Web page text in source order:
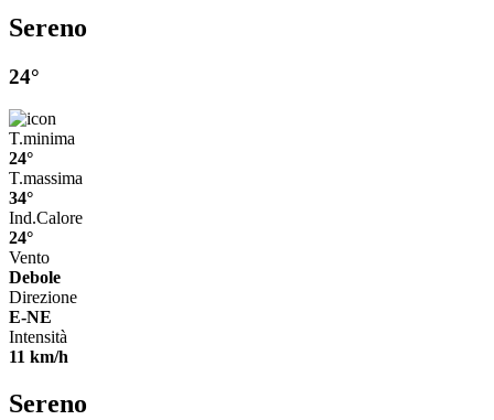
Sereno
24°
T.minima
24°
T.massima
34°
Ind.Calore
24°
Vento
Debole
Direzione
E-NE
Intensità
11 km/h
Sereno